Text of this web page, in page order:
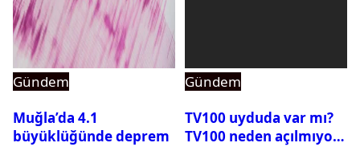
Gündem
Muğla’da 4.1
büyüklüğünde deprem
Gündem
TV100 uyduda var mı?
TV100 neden açılmıyor?